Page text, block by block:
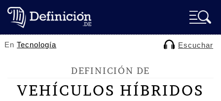
EnTecnología Escuchar
DEFINICIÓN DE
VEHÍCULOS HÍBRIDOS